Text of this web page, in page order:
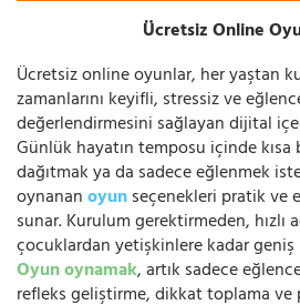
Ücretsiz Online
Ücretsiz online oyunlar, her yaştan
zamanlarını keyifli, stressiz ve
değerlendirmesini sağlayan dijital
Günlük hayatın temposu içinde
dağıtmak ya da sadece eğlenmek
oynananoyunseçenekleri pratik ve
sunar. Kurulum gerektirmeden, hızlı
çocuklardan yetişkinlere kadar
Oyun oynamak, artık sadece
refleks geliştirme, dikkat toplama